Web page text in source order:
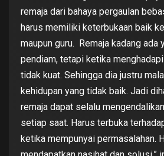
remaja dari bahaya pergaulan
harus memiliki keterbukaan baik
maupun guru. Remaja kadang ada
pendiam, tetapi ketika
tidak kuat. Sehingga dia justru
kehidupan yang tidak baik. Jadi
remaja dapat selalu
setiap saat. Harus terbuka
ketika mempunyai permasalahan.